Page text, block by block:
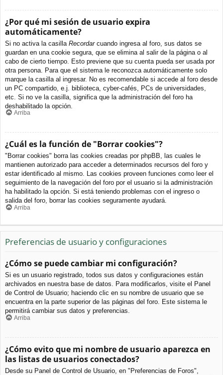
¿Por qué mi sesión de usuario expira
automáticamente?
Si no activa la casilla Recordarcuando ingresa al foro, sus datos se
guardan en una cookie segura, que se elimina al salir de la página o al
cabo de cierto tiempo. Esto previene que su cuenta pueda ser usada por
otra persona. Para que el sistema le reconozca automáticamente solo
marque la casilla al ingresar. No es recomendable si accede al foro desde
un PC compartido, e.j. biblioteca, cyber-cafés, PCs de universidades,
etc. Si no ve la casilla, significa que la administración del foro ha
deshabilitado la opción.
Arriba
¿Cuál es la función de "Borrar cookies"?
"Borrar cookies" borra las cookies creadas por phpBB, las cuales le
mantienen autorizado para acceder a determinados recursos del foro y
estar identificado al mismo. Las cookies proveen funciones como leer el
seguimiento de la navegación del foro por el usuario si la administración
ha habilitado la opción. Si está teniendo problemas con el ingreso o
salida del foro, borrar las cookies seguramente ayudará.
Arriba
Preferencias de usuario y configuraciones
¿Cómo se puede cambiar mi configuración?
Si es un usuario registrado, todos sus datos y configuraciones están
archivados en nuestra base de datos. Para modificarlos, visite el Panel
de Control de Usuario; haciendo clic en su nombre de usuario que se
encuentra en la parte superior de las páginas del foro. Este sistema le
permitirá cambiar sus datos y preferencias.
Arriba
¿Cómo evito que mi nombre de usuario aparezca en
las listas de usuarios conectados?
Desde su Panel de Control de Usuario, en "Preferencias de Foros",